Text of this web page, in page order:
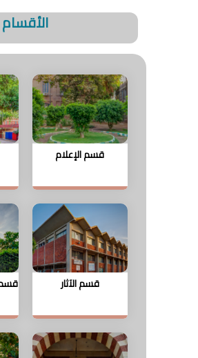
الأقسام
قسم الإعلام
قسم الآثار قسم